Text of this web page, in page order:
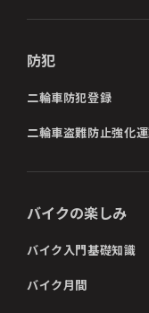
防犯
二輪車防犯登録
二輪車盗難防止強化
バイクの楽しみ
バイク入門基礎知識
バイク月間